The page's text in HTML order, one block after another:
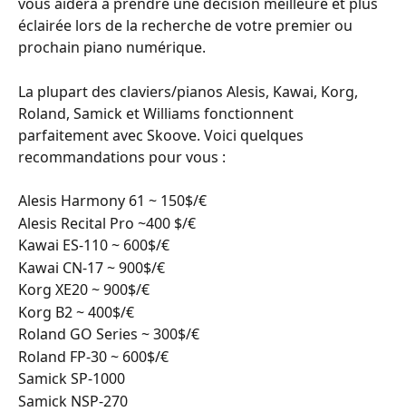
vous aidera à prendre une décision meilleure et plus
éclairée lors de la recherche de votre premier ou
prochain piano numérique.
La plupart des claviers/pianos Alesis, Kawai, Korg,
Roland, Samick et Williams fonctionnent
parfaitement avec Skoove. Voici quelques
recommandations pour vous :
Alesis Harmony 61 ~ 150$/€
Alesis Recital Pro ~400 $/€
Kawai ES-110 ~ 600$/€
Kawai CN-17 ~ 900$/€
Korg XE20 ~ 900$/€
Korg B2 ~ 400$/€
Roland GO Series ~ 300$/€
Roland FP-30 ~ 600$/€
Samick SP-1000
Samick NSP-270